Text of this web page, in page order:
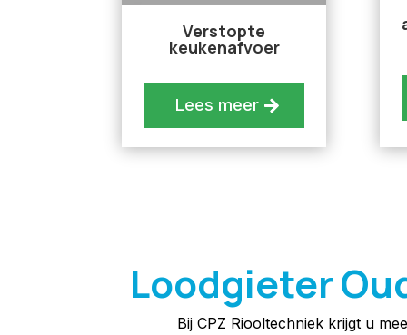
Verstopte
keukenafvoer
Lees meer
Loodgieter
Bij CPZ Riooltechniek krijgt u